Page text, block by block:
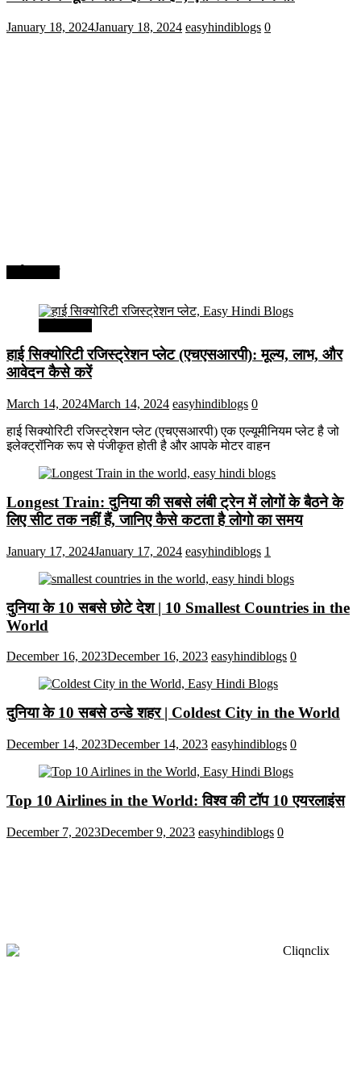
January 18, 2024January 18, 2024 easyhindiblogs 0
हाई सिक्योरिटी रजिस्ट्रेशन प्लेट (एचएसआरपी): मूल्य, लाभ, और
आवेदन कैसे करें
March 14, 2024March 14, 2024 easyhindiblogs 0
हाई सिक्योरिटी रजिस्ट्रेशन प्लेट (एचएसआरपी) एक एल्यूमीनियम प्लेट है जो
इलेक्ट्रॉनिक रूप से पंजीकृत होती है और आपके मोटर वाहन
Longest Train: दुनिया की सबसे लंबी ट्रेन में लोगों के बैठने के
लिए सीट तक ​​नहीं हैं, जानिए कैसे कटता है लोगो का समय
January 17, 2024January 17, 2024 easyhindiblogs 1
दुनिया के 10 सबसे छोटे देश | 10 Smallest Countries in the
World
December 16, 2023December 16, 2023 easyhindiblogs 0
दुनिया के 10 सबसे ठन्डे शहर | Coldest City in the World
December 14, 2023December 14, 2023 easyhindiblogs 0
Top 10 Airlines in the World: विश्व की टॉप 10 एयरलाइंस
December 7, 2023December 9, 2023 easyhindiblogs 0